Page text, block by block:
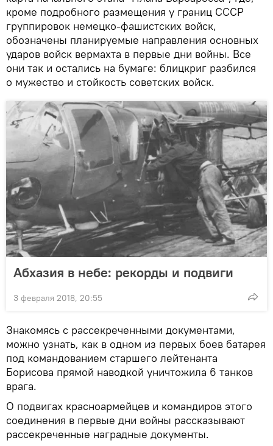
кроме подробного размещения у границ СССР
группировок немецко-фашистских войск,
обозначены планируемые направления основных
ударов войск вермахта в первые дни войны. Все
они так и остались на бумаге: блицкриг разбился
о мужество и стойкость советских войск.
Абхазия в небе: рекорды и подвиги
3 февраля 2018, 20:55
Знакомясь с рассекреченными документами,
можно узнать, как в одном из первых боев батарея
под командованием старшего лейтенанта
Борисова прямой наводкой уничтожила 6 танков
врага.
О подвигах красноармейцев и командиров этого
соединения в первые дни войны рассказывают
рассекреченные наградные документы.